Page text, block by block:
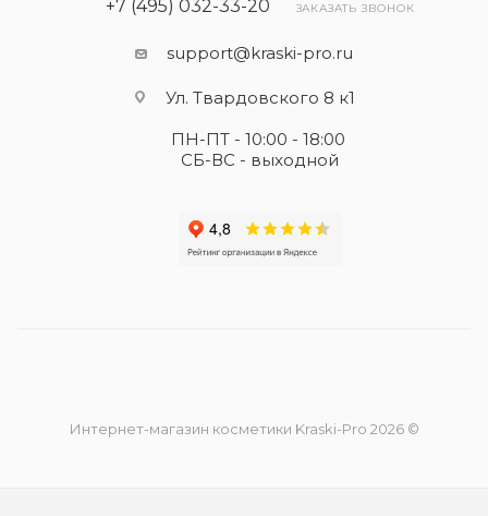
+7 (495) 032-33-20 ЗАКАЗАТЬ ЗВОНОК
support@kraski-pro.ru
Ул. Твардовского 8 к1
ПН-ПТ - 10:00 - 18:00
СБ-ВС - выходной
Интернет-магазин косметики Kraski-Pro 2026 ©